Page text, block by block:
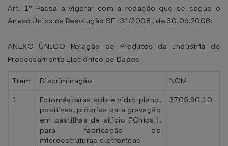
Art. 1º Passa a vigorar com a redação que se segue o
Anexo Único da Resolução SF- 31/2008 , de 30.06.2008:
ANEXO ÚNICO Relação de Produtos da Indústria de
Processamento Eletrônico de Dados
Item Discriminação
NCM
1
Fotomáscaras sobre vidro plano,
positivas, próprias para gravação
em pastilhas de silício ("Chips"),
para fabricação de
microestruturas eletrônicas
3705.90.10